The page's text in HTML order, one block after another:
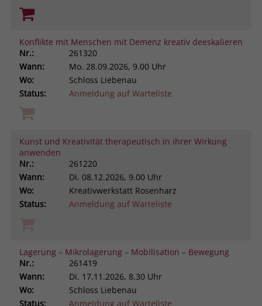
Konflikte mit Menschen mit Demenz kreativ deeskalieren
Nr.:
261320
Wann:
Mo. 28.09.2026, 9.00 Uhr
Wo:
Schloss Liebenau
Status:
Anmeldung auf Warteliste
Kunst und Kreativität therapeutisch in ihrer Wirkung
anwenden
Nr.:
261220
Wann:
Di. 08.12.2026, 9.00 Uhr
Wo:
Kreativwerkstatt Rosenharz
Status:
Anmeldung auf Warteliste
Lagerung – Mikrolagerung – Mobilisation – Bewegung
Nr.:
261419
Wann:
Di. 17.11.2026, 8.30 Uhr
Wo:
Schloss Liebenau
Status:
Anmeldung auf Warteliste